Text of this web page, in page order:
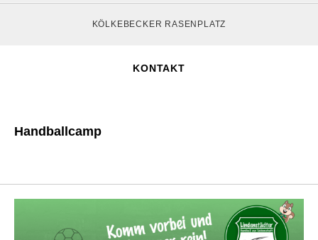
KÖLKEBECKER RASENPLATZ
KONTAKT
Handballcamp